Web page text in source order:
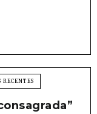
RECENTES